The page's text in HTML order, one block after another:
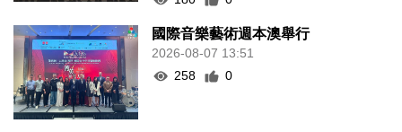
國際音樂藝術週本澳舉行
2026-08-07 13:51
258
0